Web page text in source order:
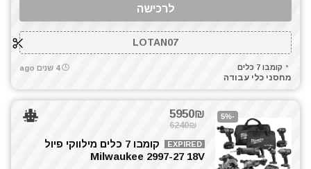
לרכישה
LOTAN07
קומבו 7 כלים
מחסני כלי עבודה
4 שנים ago
-5%
5950₪
6240₪
EXPIRED
קומבו 7 כלים מילווקי פיול
Milwaukee 2997-27 18V